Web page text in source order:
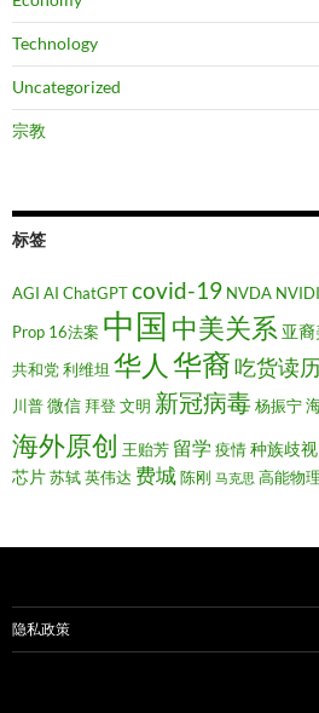
Technology
Uncategorized
宗教
标签
AGI AI ChatGPTcovid-19 NVDA
Prop 16法案 中国 中美关系 亚裔
共和党利维坦 华人 华裔吃货读
川普微信 拜登文明 新冠病毒杨振宁
海外原创 王贻芳 留学 疫情种族歧视
芯片苏轼英伟达 费城陈刚 马克思 高能物
隐私政策